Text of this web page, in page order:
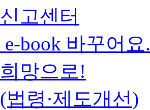
신고센터
e-book 바꾸어요.
희망으로!
(법령·제도개선)